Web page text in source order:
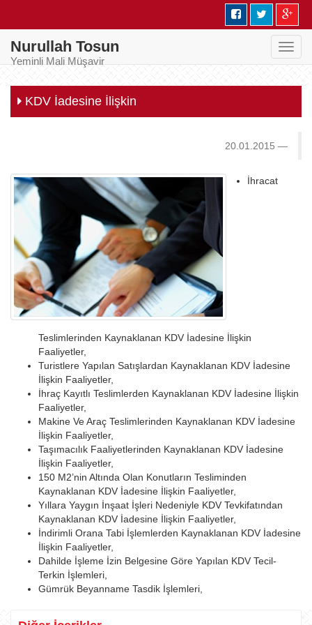
Nurullah Tosun
Yeminli Mali Müşavir
KDV İadesine İlişkin
20.01.2015
İhracat
Teslimlerinden Kaynaklanan KDV İadesine İlişkin
Faaliyetler,
Turistlere Yapılan Satışlardan Kaynaklanan KDV İadesine
İlişkin Faaliyetler,
İhraç Kayıtlı Teslimlerden Kaynaklanan KDV İadesine İlişkin
Faaliyetler,
Makine Ve Araç Teslimlerinden Kaynaklanan KDV İadesine
İlişkin Faaliyetler,
Taşımacılık Faaliyetlerinden Kaynaklanan KDV İadesine
İlişkin Faaliyetler,
150 M2’nin Altında Olan Konutların Tesliminden
Kaynaklanan KDV İadesine İlişkin Faaliyetler,
Yıllara Yaygın İnşaat İşleri Nedeniyle KDV Tevkifatından
Kaynaklanan KDV İadesine İlişkin Faaliyetler,
İndirimli Orana Tabi İşlemlerden Kaynaklanan KDV İadesine
İlişkin Faaliyetler,
Dahilde İşleme İzin Belgesine Göre Yapılan KDV Tecil-
Terkin İşlemleri,
Gümrük Beyanname Tasdik İşlemleri,